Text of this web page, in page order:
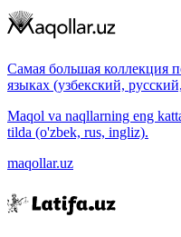
Самая большая коллекция
языках (узбекский,
Maqol va naqllarning eng
tilda (o'zbek, rus, ingliz).
maqollar.uz